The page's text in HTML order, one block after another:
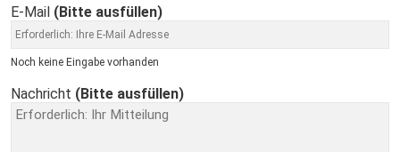
E-Mail (Bitte ausfüllen)
Noch keine Eingabe vorhanden
Nachricht (Bitte ausfüllen)